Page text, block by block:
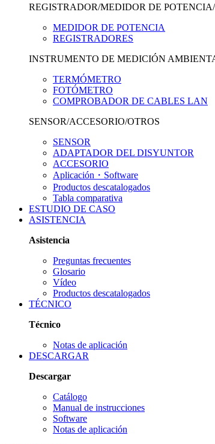
REGISTRADOR/MEDIDOR DE
MEDIDOR DE POTENCIA
REGISTRADORES
INSTRUMENTO DE MEDICIÓN
TERMÓMETRO
FOTÓMETRO
COMPROBADOR DE CABLES LAN
SENSOR/ACCESORIO/OTROS
SENSOR
ADAPTADOR DEL DISYUNTOR
ACCESORIO
Aplicación・Software
Productos descatalogados
Tabla comparativa
ESTUDIO DE CASO
ASISTENCIA
Asistencia
Preguntas frecuentes
Glosario
Vídeo
Productos descatalogados
TÉCNICO
Técnico
Notas de aplicación
DESCARGAR
Descargar
Catálogo
Manual de instrucciones
Software
Notas de aplicación